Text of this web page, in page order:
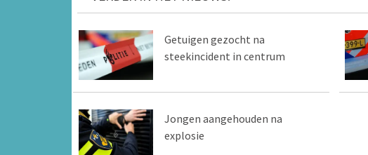
Getuigen gezocht na
steekincident in centrum
Jongen aangehouden na
explosie